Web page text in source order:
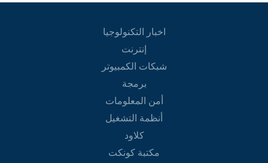
اخبار التكنولوجيا
إنترنت
شبكات الكمبيوتر
برمجة
أمن المعلومات
أنظمة التشغيل
كلاود
مكتبة كونكت